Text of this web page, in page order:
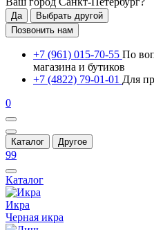
Да
Выбрать другой
Позвонить нам
+7 (961) 015-70-55 По
магазина и бутиков
+7 (4822) 79-01-01 Для
0
Каталог Другое
99
Каталог
Икра
Черная икра